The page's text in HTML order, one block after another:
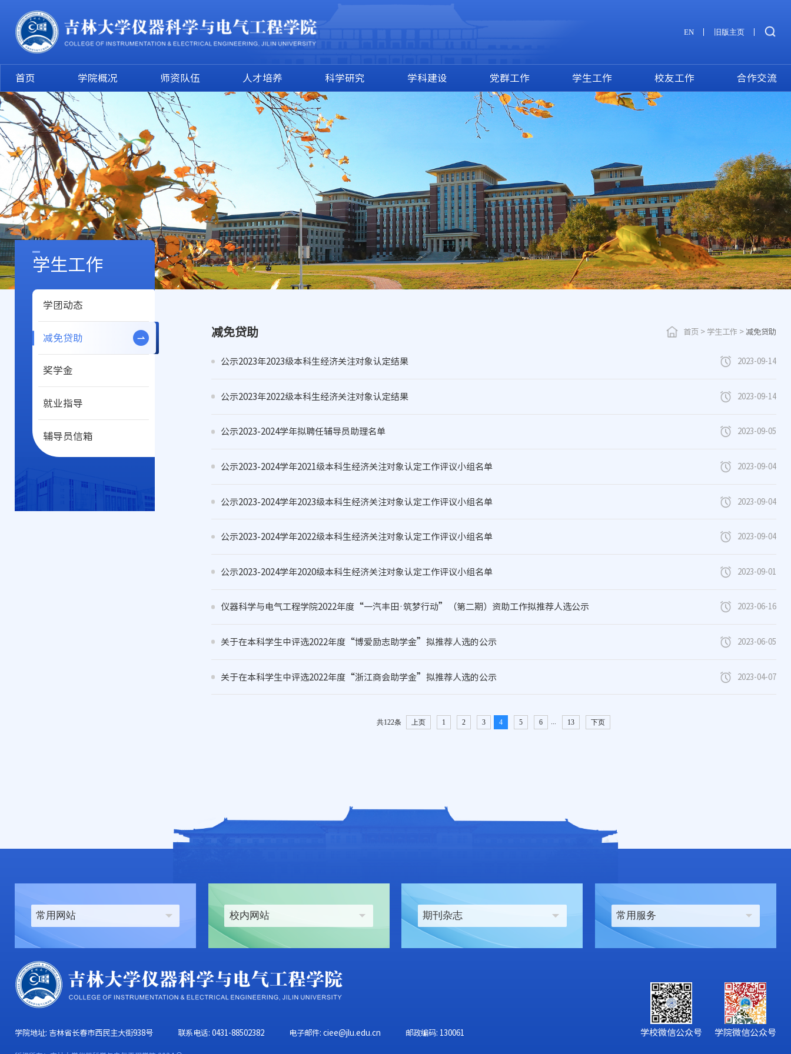
EN 旧版主页
首页 学院概况 师资队伍 人才培养 科学研究 学科建设 党群工作 学生工作 校友工作 合作交流
学生工作
学团动态
减免贷助
奖学金
就业指导
辅导员信箱
减免贷助 首页 > 学生工作 > 减免贷助
2023-09-14
公示2023年2023级本科生经济关注对象认定结果
2023-09-14
公示2023年2022级本科生经济关注对象认定结果
2023-09-05
公示2023-2024学年拟聘任辅导员助理名单
2023-09-04
公示2023-2024学年2021级本科生经济关注对象认定工作评议小组名单
2023-09-04
公示2023-2024学年2023级本科生经济关注对象认定工作评议小组名单
2023-09-04
公示2023-2024学年2022级本科生经济关注对象认定工作评议小组名单
2023-09-01
公示2023-2024学年2020级本科生经济关注对象认定工作评议小组名单
2023-06-16
仪器科学与电气工程学院2022年度“一汽丰田·筑梦行动”（第二期）资助工作拟推荐人选公示
2023-06-05
关于在本科学生中评选2022年度“博爱励志助学金”拟推荐人选的公示
2023-04-07
关于在本科学生中评选2022年度“浙江商会助学金”拟推荐人选的公示
共122条 上页 1 2 3 4 5 6 ... 13 下页
常用网站 校内网站 期刊杂志 常用服务
学院地址: 吉林省长春市西民主大街938号 联系电话: 0431-88502382 电子邮件: ciee@jlu.edu.cn 邮政编码: 130061 学校微信公众号 学院微信公众号